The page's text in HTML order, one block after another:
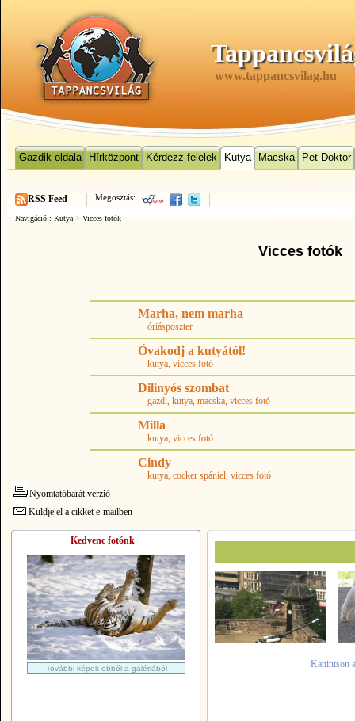
www.tappancsvilag.hu
Gazdik oldala Hírközpont Kérdezz-felelek Kutya Macska Pet Doktor
Megosztás:
RSS Feed
Navigáció : Kutya > Vicces fotók
Vicces fotók
Marha, nem marha
. óriásposzter
Óvakodj a kutyától!
. kutya, vicces fotó
Dilinyós szombat
. gazdi, kutya, macska, vicces fotó
Milla
. kutya, vicces fotó
Cindy
. kutya, cocker spániel, vicces fotó
Nyomtatóbarát verzió
Küldje el a cikket e-mailben
Kedvenc fotónk
További képek ebből a galériából Kattintson